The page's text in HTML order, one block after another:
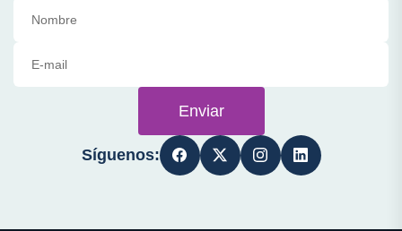
Enviar
Síguenos: